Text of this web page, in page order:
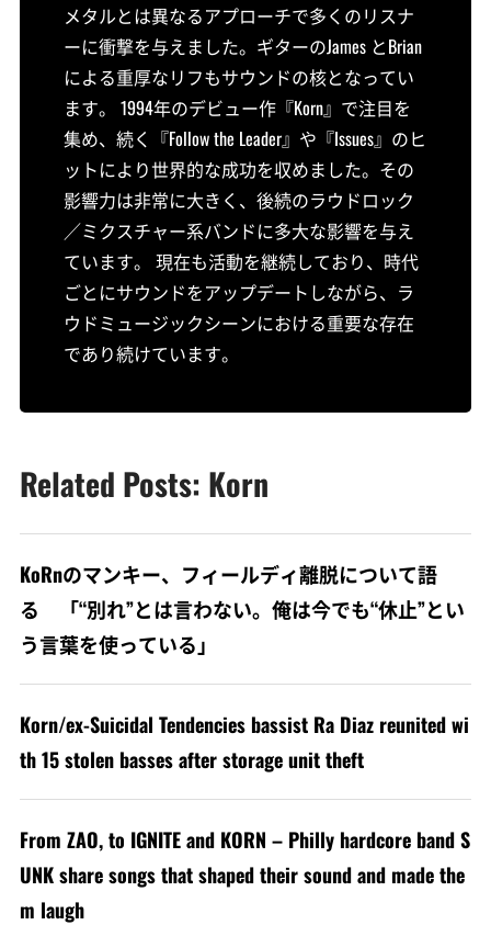
メタルとは異なるアプローチで多くのリスナ
ーに衝撃を与えました。ギターのJames とBrian
による重厚なリフもサウンドの核となってい
ます。 1994年のデビュー作『Korn』で注目を
集め、続く『Follow the Leader』や『Issues』のヒ
ットにより世界的な成功を収めました。その
影響力は非常に大きく、後続のラウドロック
／ミクスチャー系バンドに多大な影響を与え
ています。 現在も活動を継続しており、時代
ごとにサウンドをアップデートしながら、ラ
ウドミュージックシーンにおける重要な存在
であり続けています。
Related Posts: Korn
KoRnのマンキー、フィールディ離脱について語
る 「“別れ”とは言わない。俺は今でも“休止”とい
う言葉を使っている」
Korn/ex-Suicidal Tendencies bassist Ra Diaz reunited wi
th 15 stolen basses after storage unit theft
From ZAO, to IGNITE and KORN – Philly hardcore band S
UNK share songs that shaped their sound and made the
m laugh